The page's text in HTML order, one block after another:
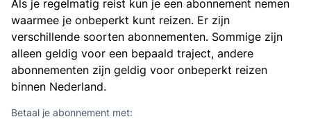
Als je regelmatig reist kun je een abonnement nemen
waarmee je onbeperkt kunt reizen. Er zijn
verschillende soorten abonnementen. Sommige zijn
alleen geldig voor een bepaald traject, andere
abonnementen zijn geldig voor onbeperkt reizen
binnen Nederland.
Betaal je abonnement met: